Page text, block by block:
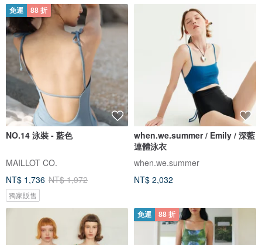
免運 88 折
NO.14 泳裝 - 藍色
MAILLOT CO.
NT$ 1,736 NT$ 1,972
獨家販售
when.we.summer / Emily / 深藍
連體泳衣
when.we.summer
NT$ 2,032
免運 88 折